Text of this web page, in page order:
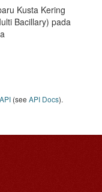
Kusta Kering
Bacillary) pada
API (see API Docs).